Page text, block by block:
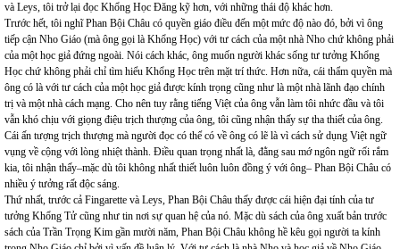
và Leys, tôi trở lại đọc Khổng Học Đăng kỹ hơn, với những thái độ khác hơn.
Trước hết, tôi nghĩ Phan Bội Châu có quyền giáo điều đến một mức độ nào đó, bởi vì ông
tiếp cận Nho Giáo (mà ông gọi là Khổng Học) với tư cách của một nhà Nho chứ không phải
của một học giả đứng ngoài. Nói cách khác, ông muốn người khác sống tư tưởng Khổng
Học chứ không phải chỉ tìm hiểu Khổng Học trên mặt trí thức. Hơn nữa, cái thẩm quyền mà
ông có là với tư cách của một học giả được kính trọng cũng như là một nhà lãnh đạo chính
trị và một nhà cách mạng. Cho nên tuy rằng tiếng Việt của ông vẫn làm tôi nhức đầu và tôi
vẫn khó chịu với giọng điệu trịch thượng của ông, tôi cũng nhận thấy sự tha thiết của ông.
Cái ấn tượng trịch thượng mà người đọc có thể có về ông có lẽ là vì cách sử dụng Việt ngữ
vụng về cộng với lòng nhiệt thành. Điều quan trọng nhất là, đằng sau mớ ngôn ngữ rối rắm
kia, tôi nhận thấy–mặc dù tôi không nhất thiết luôn luôn đồng ý với ông– Phan Bội Châu có
nhiều ý tưởng rất độc sáng.
Thứ nhất, trước cả Fingarette và Leys, Phan Bội Châu thấy được cái hiện đại tính của tư
tưởng Khổng Tử cũng như tin nơi sự quan hệ của nó. Mặc dù sách của ông xuất bản trước
sách của Trần Trọng Kim gần mười năm, Phan Bội Châu không hề kêu gọi người ta kính